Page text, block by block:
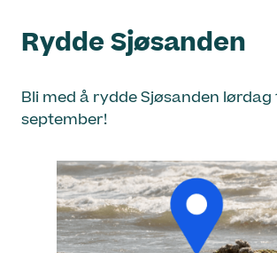
Rydde Sjøsanden
Bli med å rydde Sjøsanden lørdag
september!